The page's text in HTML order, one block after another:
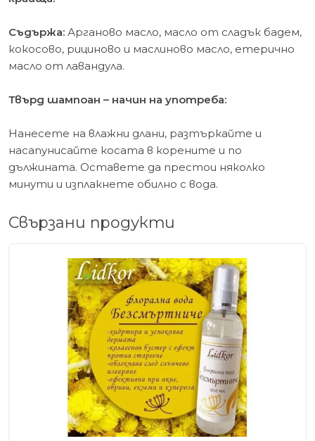
Съдържа: Арганово масло, масло от сладък бадем,
кокосово, рициново и маслиново масло, етерично
масло от лавандула.
Твърд шампоан – начин на употреба:
Нанесете на влажни длани, разтъркайте и
насапунисайте косата в корените и по
дължината. Оставете да престои няколко
минути и изплакнете обилно с вода.
Свързани продукти